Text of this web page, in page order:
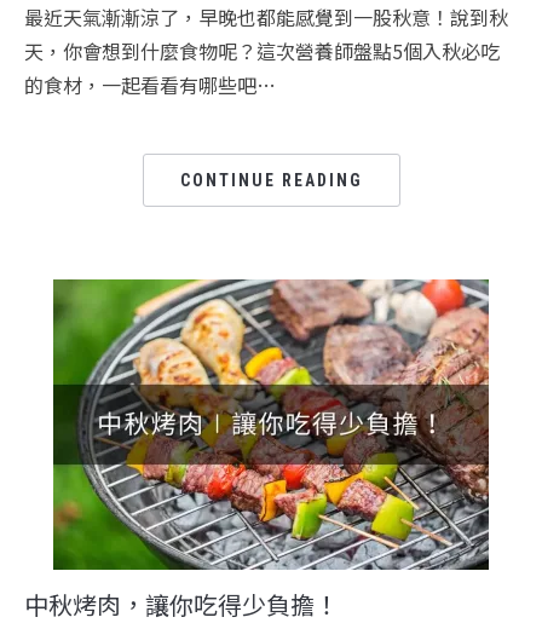
最近天氣漸漸涼了，早晚也都能感覺到一股秋意！說到秋
天，你會想到什麼食物呢？這次營養師盤點5個入秋必吃
的食材，一起看看有哪些吧…
CONTINUE READING
中秋烤肉，讓你吃得少負擔！